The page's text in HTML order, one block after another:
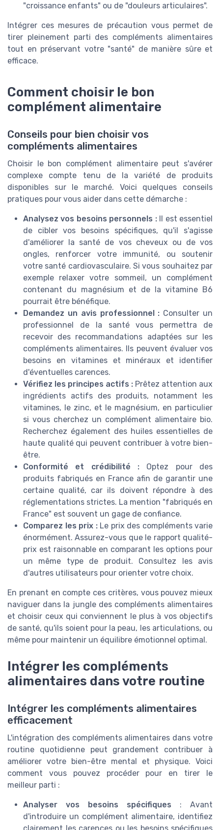
"croissance enfants" ou de "douleurs articulaires".
Intégrer ces mesures de précaution vous permet de
tirer pleinement parti des compléments alimentaires
tout en préservant votre "santé" de manière sûre et
efficace.
Comment choisir le bon
complément alimentaire
Conseils pour bien choisir vos
compléments alimentaires
Choisir le bon complément alimentaire peut s'avérer
complexe compte tenu de la variété de produits
disponibles sur le marché. Voici quelques conseils
pratiques pour vous aider dans cette démarche :
Analysez vos besoins personnels :Il est essentiel
de cibler vos besoins spécifiques, qu'il s'agisse
d'améliorer la santé de vos cheveux ou de vos
ongles, renforcer votre immunité, ou soutenir
votre santé cardiovasculaire. Si vous souhaitez par
exemple relaxer votre sommeil, un complément
contenant du magnésium et de la vitamine B6
pourrait être bénéfique.
Demandez un avis professionnel : Consulter un
professionnel de la santé vous permettra de
recevoir des recommandations adaptées sur les
compléments alimentaires. Ils peuvent évaluer vos
besoins en vitamines et minéraux et identifier
d'éventuelles carences.
Vérifiez les principes actifs : Prêtez attention aux
ingrédients actifs des produits, notamment les
vitamines, le zinc, et le magnésium, en particulier
si vous cherchez un complément alimentaire bio.
Recherchez également des huiles essentielles de
haute qualité qui peuvent contribuer à votre bien-
être.
Conformité et crédibilité : Optez pour des
produits fabriqués en France afin de garantir une
certaine qualité, car ils doivent répondre à des
réglementations strictes. La mention "fabriqués en
France" est souvent un gage de confiance.
Comparez les prix :Le prix des compléments varie
énormément. Assurez-vous que le rapport qualité-
prix est raisonnable en comparant les options pour
un même type de produit. Consultez les avis
d'autres utilisateurs pour orienter votre choix.
En prenant en compte ces critères, vous pouvez mieux
naviguer dans la jungle des compléments alimentaires
et choisir ceux qui conviennent le plus à vos objectifs
de santé, qu'ils soient pour la peau, les articulations, ou
même pour maintenir un équilibre émotionnel optimal.
Intégrer les compléments
alimentaires dans votre routine
Intégrer les compléments alimentaires
efficacement
L'intégration des compléments alimentaires dans votre
routine quotidienne peut grandement contribuer à
améliorer votre bien-être mental et physique. Voici
comment vous pouvez procéder pour en tirer le
meilleur parti :
Analyser vos besoins spécifiques : Avant
d'introduire un complément alimentaire, identifiez